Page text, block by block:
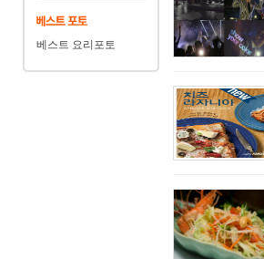
베스트 요리포토